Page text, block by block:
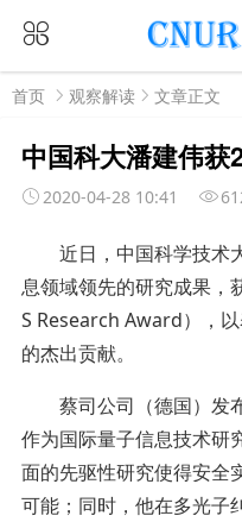
首页 观察解读 文章正文
中国科大潘建伟获
2020-04-28 10:41
近日，中国科学技术
息领域领先的研究成果，
S Research Award），
的杰出贡献。
蔡司公司（德国）发
作为国际量子信息技术研
面的先驱性研究使得安全
可能；同时，他在多光子